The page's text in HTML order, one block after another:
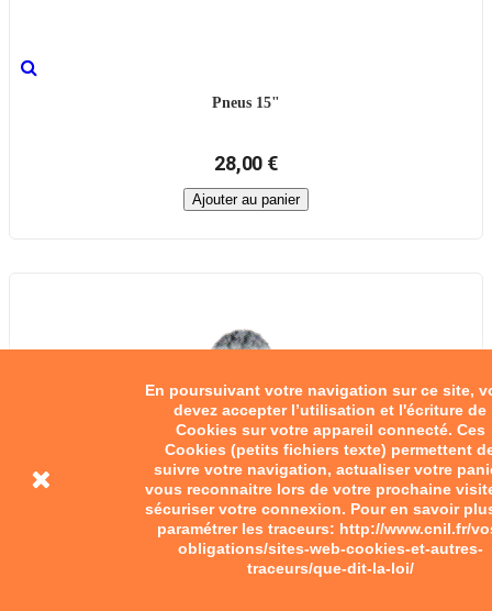
En poursuivant votre navigation sur ce site,
devez accepter l’utilisation et l'écriture de
Cookies sur votre appareil connecté. Ces
Cookies (petits fichiers texte) permettent
suivre votre navigation, actualiser votre
vous reconnaitre lors de votre prochaine
sécuriser votre connexion. Pour en savoir
paramétrer les traceurs: http://www.cnil.fr/
obligations/sites-web-cookies-et-autres-
traceurs/que-dit-la-loi/
Pneus 15"
28,00 €
Ajouter au panier